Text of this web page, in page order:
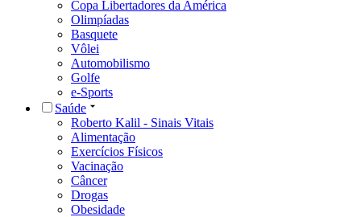
Copa Libertadores da América
Olimpíadas
Basquete
Vôlei
Automobilismo
Golfe
e-Sports
Saúde
Roberto Kalil - Sinais Vitais
Alimentação
Exercícios Físicos
Vacinação
Câncer
Drogas
Obesidade